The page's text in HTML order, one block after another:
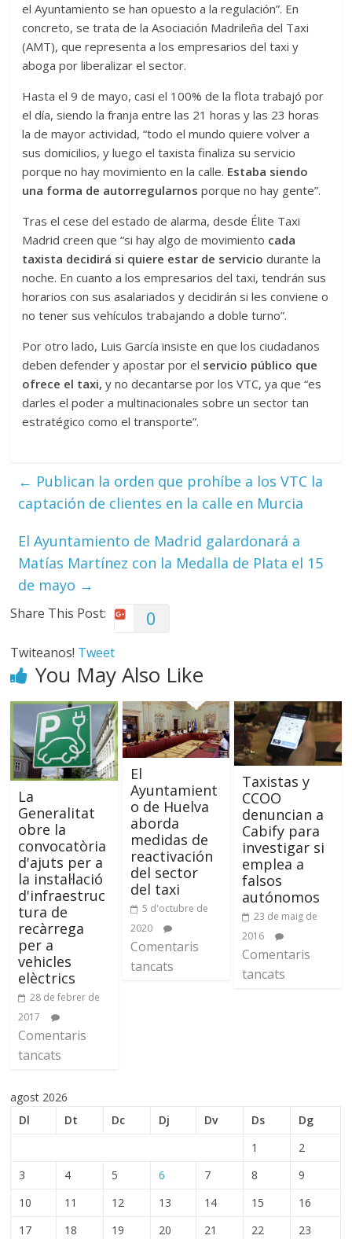
el Ayuntamiento se han opuesto a la regulación”. En
concreto, se trata de la Asociación Madrileña del Taxi
(AMT), que representa a los empresarios del taxi y
aboga por liberalizar el sector.
Hasta el 9 de mayo, casi el 100% de la flota trabajó por
el día, siendo la franja entre las 21 horas y las 23 horas
la de mayor actividad, “todo el mundo quiere volver a
sus domicilios, y luego el taxista finaliza su servicio
porque no hay movimiento en la calle. Estaba siendo
una forma de autorregularnos porque no hay gente”.
Tras el cese del estado de alarma, desde Élite Taxi
Madrid creen que “si hay algo de movimiento cada
taxista decidirá si quiere estar de servicio durante la
noche. En cuanto a los empresarios del taxi, tendrán sus
horarios con sus asalariados y decidirán si les conviene o
no tener sus vehículos trabajando a doble turno”.
Por otro lado, Luis García insiste en que los ciudadanos
deben defender y apostar por el servicio público que
ofrece el taxi, y no decantarse por los VTC, ya que “es
darles el poder a multinacionales sobre un sector tan
estratégico como el transporte”.
← Publican la orden que prohíbe a los VTC la
captación de clientes en la calle en Murcia
El Ayuntamiento de Madrid galardonará a
Matías Martínez con la Medalla de Plata el 15
de mayo →
Share This Post: 0
Twiteanos! Tweet
You May Also Like
La
Generalitat
obre la
convocatòria
d'ajuts per a
la instal·lació
d'infraestruc
tura de
recàrrega
per a
vehicles
elèctrics
28 de febrer de
2017
Comentaris
tancats
El
Ayuntamient
o de Huelva
aborda
medidas de
reactivación
del sector
del taxi
5 d'octubre de
2020
Comentaris
tancats
Taxistas y
CCOO
denuncian a
Cabify para
investigar si
emplea a
falsos
autónomos
23 de maig de
2016
Comentaris
tancats
agost 2026
Dl
Dt Dc Dj Dv Ds
Dg
1
2
3
4 5 6 7 8
9
10
11 12 13 14 15
16
17
18 19 20 21 22
23